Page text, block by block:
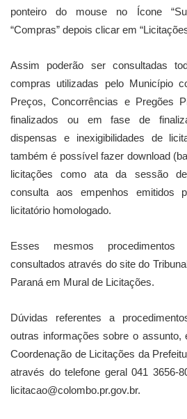
ponteiro do mouse no Ícone
“Compras” depois clicar em
Assim poderão ser consultadas
compras utilizadas pelo Município
Preços, Concorrências e Pregões
finalizados ou em fase de
dispensas e inexigibilidades de
também é possível fazer download
licitações como ata da sessão
consulta aos empenhos emitidos
licitatório homologado.
Esses mesmos
consultados através do site do
Paraná em Mural de Licitações.
Dúvidas referentes a
outras informações sobre o
Coordenação de Licitações da
através do telefone geral 041 3656-
licitacao@colombo.pr.gov.br.